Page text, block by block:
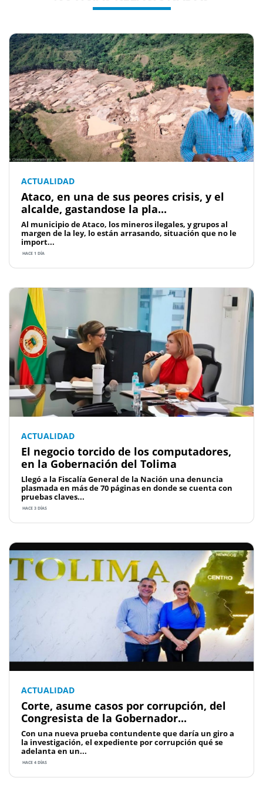
ACTUALIDAD
Ataco, en una de sus peores crisis, y el
alcalde, gastandose la pla...
Al municipio de Ataco, los mineros ilegales, y grupos al
margen de la ley, lo están arrasando, situación que no le
import...
HACE 1 DÍA
ACTUALIDAD
El negocio torcido de los computadores,
en la Gobernación del Tolima
Llegó a la Fiscalía General de la Nación una denuncia
plasmada en más de 70 páginas en donde se cuenta con
pruebas claves...
HACE 3 DÍAS
ACTUALIDAD
Corte, asume casos por corrupción, del
Congresista de la Gobernador...
Con una nueva prueba contundente que daría un giro a
la investigación, el expediente por corrupción qué se
adelanta en un...
HACE 4 DÍAS